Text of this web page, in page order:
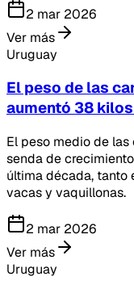
2 mar 2026
Ver más
Uruguay
El peso de las
aumentó 38
El peso medio de
senda de
última década, tanto
vacas y vaquillonas.
2 mar 2026
Ver más
Uruguay